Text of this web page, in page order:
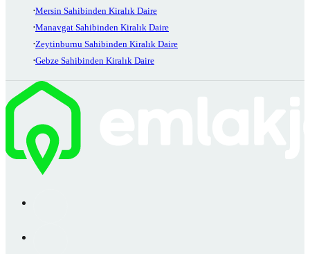
Mersin Sahibinden Kiralık Daire
Manavgat Sahibinden Kiralık Daire
Zeytinburnu Sahibinden Kiralık Daire
Gebze Sahibinden Kiralık Daire